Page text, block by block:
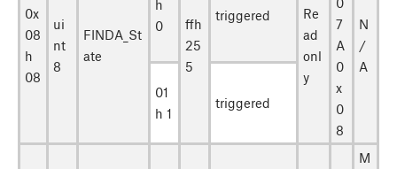
0x
08
h
08
ui
nt
8
FINDA_St
ate
h
0
ffh
25
5
triggered
Re
ad
onl
y
7
A
0
x
0
8
N
/
A
01
h 1
triggered
M